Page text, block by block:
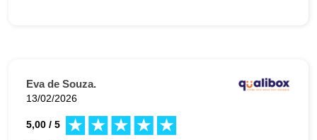
Eva de Souza.
13/02/2026
5,00 / 5